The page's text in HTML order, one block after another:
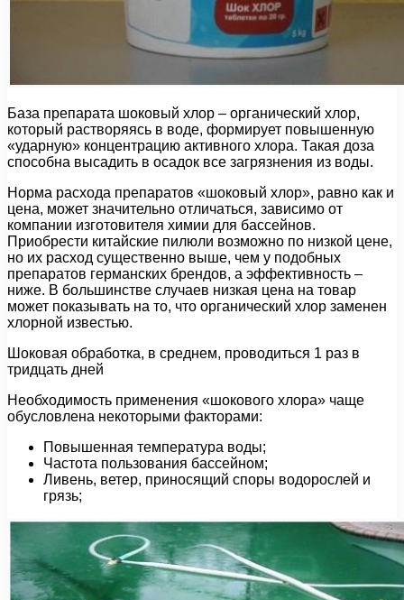
База препарата шоковый хлор – органический хлор,
который растворяясь в воде, формирует повышенную
«ударную» концентрацию активного хлора. Такая доза
способна высадить в осадок все загрязнения из воды.
Норма расхода препаратов «шоковый хлор», равно как и
цена, может значительно отличаться, зависимо от
компании изготовителя химии для бассейнов.
Приобрести китайские пилюли возможно по низкой цене,
но их расход существенно выше, чем у подобных
препаратов германских брендов, а эффективность –
ниже. В большинстве случаев низкая цена на товар
может показывать на то, что органический хлор заменен
хлорной известью.
Шоковая обработка, в среднем, проводиться 1 раз в
тридцать дней
Необходимость применения «шокового хлора» чаще
обусловлена некоторыми факторами:
Повышенная температура воды;
Частота пользования бассейном;
Ливень, ветер, приносящий споры водорослей и
грязь;